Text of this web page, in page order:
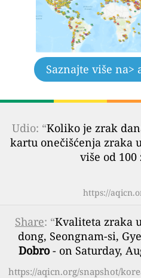
Saznajte više na>
Udio: “Koliko je zrak
kartu onečišćenja zraka
više od 100
https://
Share: “Kvaliteta zraka
dong, Seongnam-si,
Dobro- on Saturday,
https://aqicn.org/snapshot/